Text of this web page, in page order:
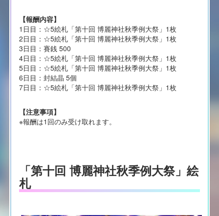
【報酬内容】
1日目：☆5絵札「第十回 博麗神社秋季例大祭」1枚
2日目：☆5絵札「第十回 博麗神社秋季例大祭」1枚
3日目：賽銭 500
4日目：☆5絵札「第十回 博麗神社秋季例大祭」1枚
5日目：☆5絵札「第十回 博麗神社秋季例大祭」1枚
6日目：封結晶 5個
7日目：☆5絵札「第十回 博麗神社秋季例大祭」1枚
【注意事項】
※報酬は1回のみ受け取れます。
「第十回 博麗神社秋季例大祭」絵
札